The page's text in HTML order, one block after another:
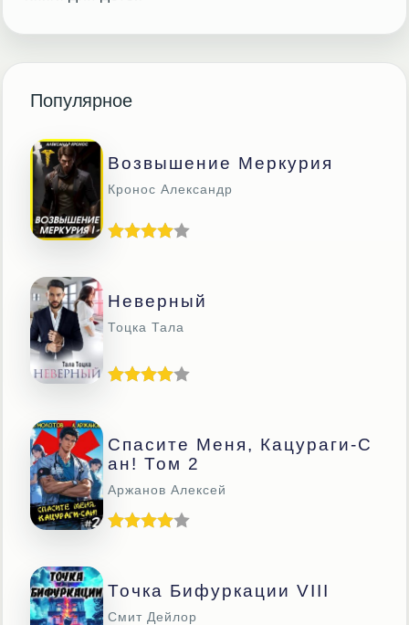
Популярное
Возвышение Меркурия
Кронос Александр
Неверный
Тоцка Тала
Спасите Меня, Кацураги-С
Ан! Том 2
Аржанов Алексей
Точка Бифуркации VIII
Смит Дейлор